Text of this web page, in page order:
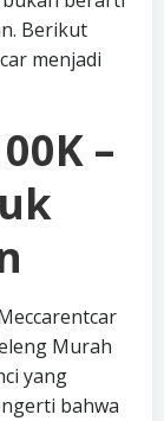
Berikut
menjadi
–
Murah
yang
bahwa